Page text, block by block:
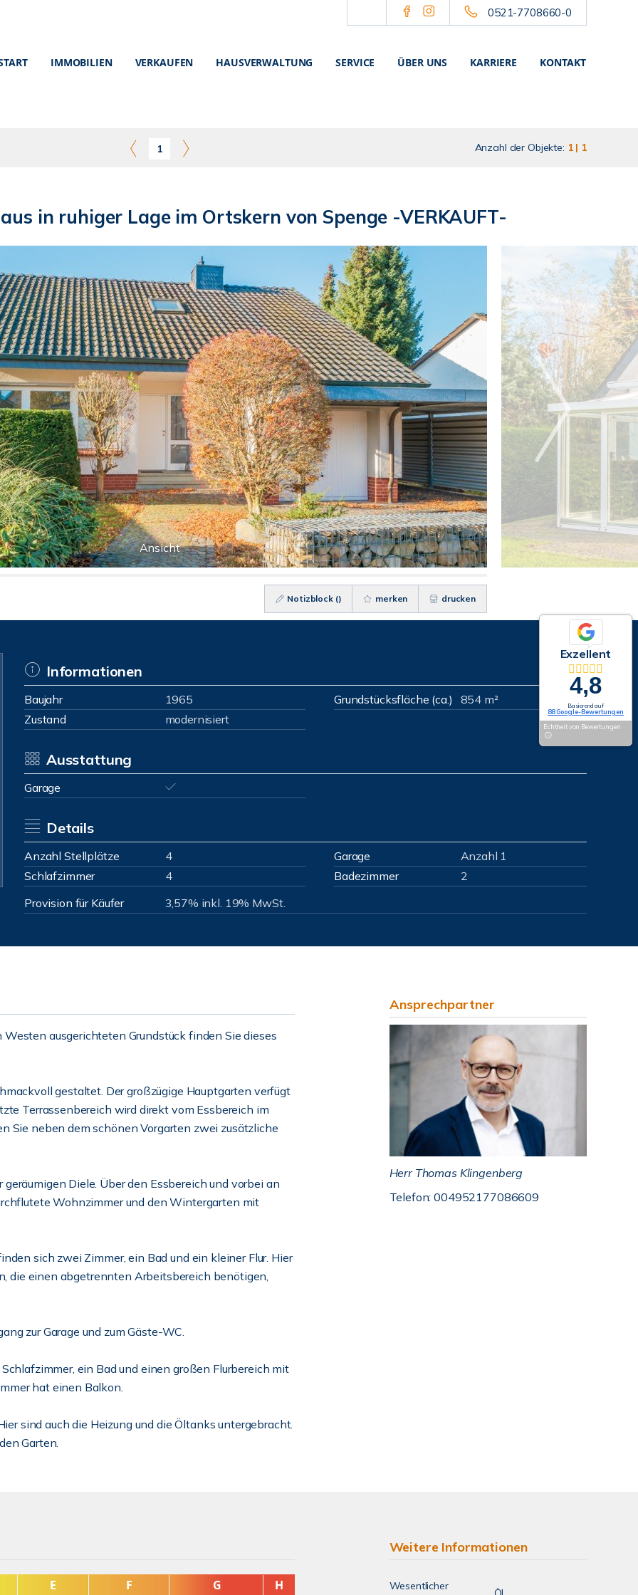
0521-7708660-0
IMMOBILIEN VERKAUFEN HAUSVERWALTUNG SERVICE ÜBER UNS KARRIERE KONTAKT
1 Anzahl der Objekte: 1 | 1
in ruhiger Lage im Ortskern von Spenge -VERKAUFT-
Ansicht
Notizblock () merken drucken
Informationen
Baujahr 1965 Grundstücksfläche (ca.)
854 m²
Zustand
modernisiert
Ausstattung
Garage
Details
Anzahl Stellplätze 4 Garage
Anzahl 1
Schlafzimmer
4 Badezimmer
2
Provision für Käufer
3,57% inkl. 19% MwSt.
ausgerichteten Grundstück finden Sie dieses
gestaltet. Der großzügige Hauptgarten verfügt
Terrassenbereich wird direkt vom Essbereich im
Sie neben dem schönen Vorgarten zwei zusätzliche
Diele. Über den Essbereich und vorbei an
Wohnzimmer und den Wintergarten mit
sich zwei Zimmer, ein Bad und ein kleiner Flur. Hier
die einen abgetrennten Arbeitsbereich benötigen,
zur Garage und zum Gäste-WC.
ein Bad und einen großen Flurbereich mit
hat einen Balkon.
sind auch die Heizung und die Öltanks untergebracht.
Garten.
Ansprechpartner
Herr Thomas Klingenberg
Telefon: 004952177086609
Weitere Informationen
Wesentlicher
Exzellent
4,8
Basierend auf
88 Google-Bewertungen
Echtheit von Bewertungen